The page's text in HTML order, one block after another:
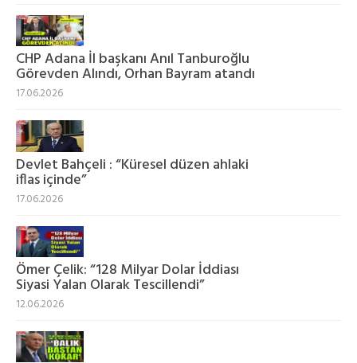
CHP Adana İl başkanı Anıl Tanburoğlu
Görevden Alındı, Orhan Bayram atandı
17.06.2026
Devlet Bahçeli : “Küresel düzen ahlaki
iflas içinde”
17.06.2026
Ömer Çelik: “128 Milyar Dolar İddiası
Siyasi Yalan Olarak Tescillendi”
12.06.2026